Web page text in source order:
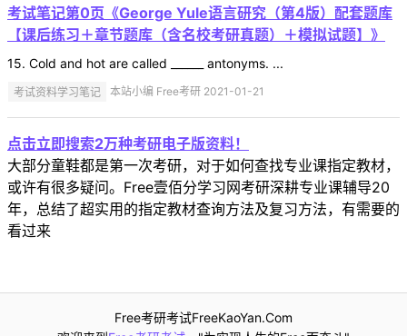
考试笔记第0页《George Yule语言研究（第4版）配套题库
【课后练习＋章节题库（含名校考研真题）＋模拟试题】》
15. Cold and hot are called ______ antonyms. ...
考试资料学习笔记 本站小编 Free考研 2021-01-21
点击立即搜索2万种考研电子版资料！
大部分童鞋都是第一次考研，对于如何查找专业课指定教材，
或许有很多疑问。Free壹佰分学习网考研深耕专业课辅导20
年，总结了超实用的指定教材查询方法及复习方法，有需要的
看过来
Free考研考试FreeKaoYan.Com